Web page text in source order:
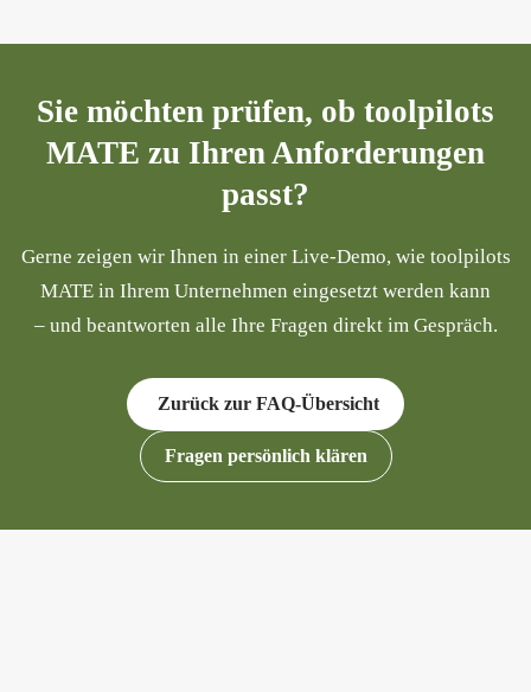
Sie möchten prüfen, ob toolpilots
MATE zu Ihren Anforderungen
passt?
Gerne zeigen wir Ihnen in einer Live-Demo, wie toolpilots
MATE in Ihrem Unternehmen eingesetzt werden kann
– und beantworten alle Ihre Fragen direkt im Gespräch.
Zurück zur FAQ-Übersicht
Fragen persönlich klären